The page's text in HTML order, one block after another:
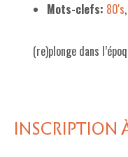
LE CAFÉ/RESTO
LA LIBRAIRIE
Mots-clefs: 80's,
(re)plonge dans
INSCRIPTION